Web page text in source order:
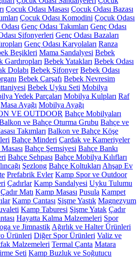
Çocuk Odası Masası Çocuk Odası Bazası
Çocuk Odası Komodini Çocuk Odası
Genç Odası Takımları Genç Odası
Şifonyerleri Genç Odası Bazaları
Genç Odası Karyolaları Ranza
Beşikleri Mama Sandalyesi Bebek
Gardıropları Bebek Yatakları Bebek Odası
Dolabı Bebek Şifonyer Bebek Odası
Bebek Çarşafı Bebek Nevresim
Bebek Uyku Seti Mobilya
Yedek Parçaları Mobilya Kulpları Raf
Masa Ayağı Mobilya Ayağı
VE OUTDOOR Bahçe Mobilyaları
ve Bahçe Oturma Grubu Bahçe ve
Takımları Balkon ve Bahçe Köşe
Bahçe Minderi Çardak ve Kameriyeler
Bahçe Şemsiyesi Bahçe Bankı
Bahçe Sehpası Bahçe Mobilya Kılıfları
Şezlong Bahçe Koltukları Ahşap Ev
Prefabrik Evler Kamp Spor ve Outdoor
Çadırlar Kamp Sandalyesi Uyku Tulumu
Çadır Matı Kamp Masası Pusula Kampet
Kamp Çantası Şişme Yastık Magnezyum
Kamp Taburesi Şişme Yatak Çadır
Hayatta Kalma Malzemeleri Spor
ve Jimnastik Ağırlık ve Halter Ürünleri
Ürünleri Diğer Spor Ürünleri Valiz ve
Malzemeleri Termal Çanta Matara
Seti Kamp Buzluk ve Soğutucu